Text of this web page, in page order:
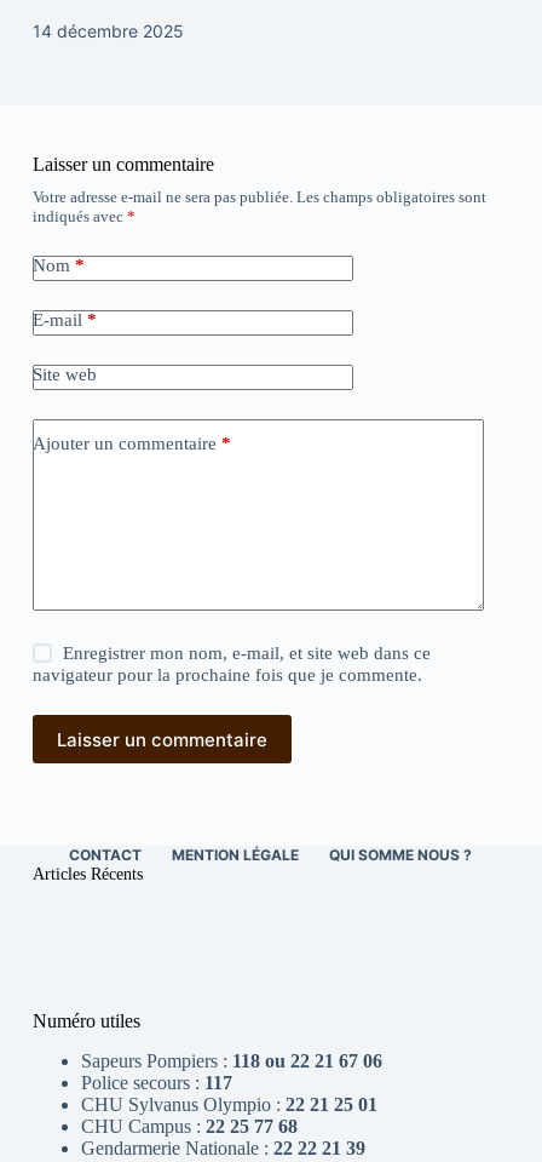
14 décembre 2025
Laisser un commentaire
Votre adresse e-mail ne sera pas publiée. Les champs obligatoires sont
indiqués avec *
Nom *
E-mail *
Site web
Ajouter un commentaire *
Enregistrer mon nom, e-mail, et site web dans ce
navigateur pour la prochaine fois que je commente.
Laisser un commentaire
CONTACT MENTION LÉGALE QUI SOMME NOUS ?
Articles Récents
Numéro utiles
Sapeurs Pompiers : 118 ou 22 21 67 06
Police secours : 117
CHU Sylvanus Olympio : 22 21 25 01
CHU Campus : 22 25 77 68
Gendarmerie Nationale : 22 22 21 39